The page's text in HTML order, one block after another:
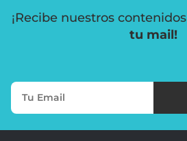
¡Recibe nuestros contenidos
tu mail!